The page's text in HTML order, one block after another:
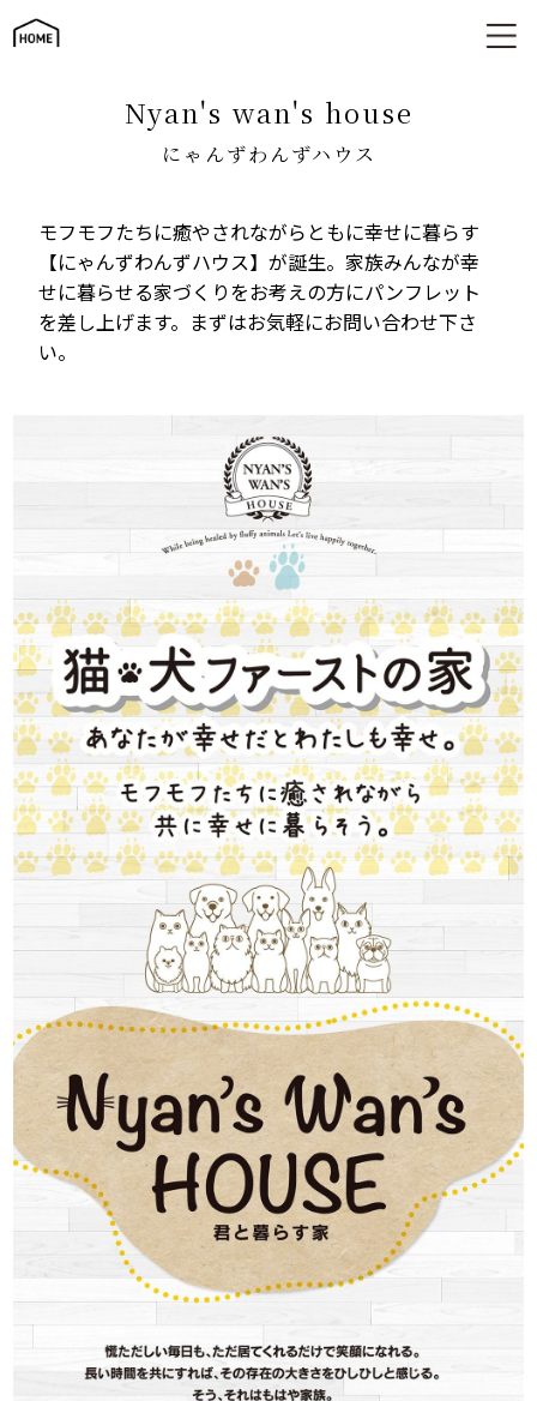
にゃんずわんずハウス
nyan's wan's house
にゃんずわんずハウス
モフモフたちに癒やされながらともに幸せに暮らす
【にゃんずわんずハウス】が誕生。家族みんなが幸
せに暮らせる家づくりをお考えの方にパンフレット
を差し上げます。まずはお気軽にお問い合わせ下さ
い。